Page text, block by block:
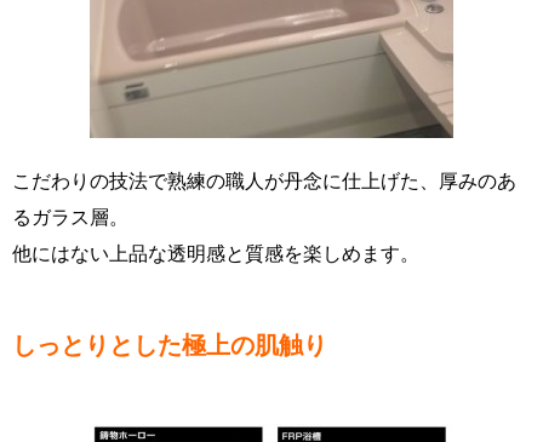
こだわりの技法で熟練の職人が丹念に仕上げた、厚みのあ
るガラス層。
他にはない上品な透明感と質感を楽しめます。
しっとりとした極上の肌触り